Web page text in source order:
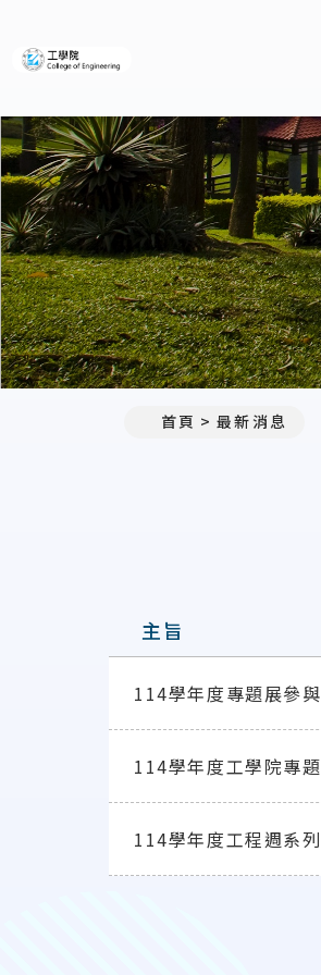
首頁 最新消息
主旨
114學年度專題展參
114學年度工學院專
114學年度工程週系